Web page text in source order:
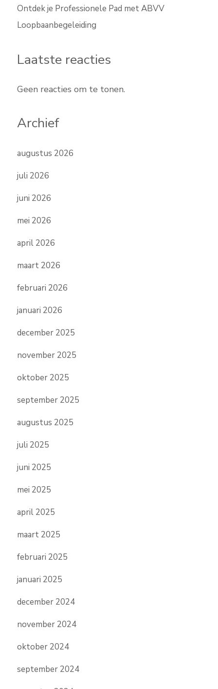
Ontdek je Professionele Pad met ABVV
Loopbaanbegeleiding
Laatste reacties
Geen reacties om te tonen.
Archief
augustus 2026
juli 2026
juni 2026
mei 2026
april 2026
maart 2026
februari 2026
januari 2026
december 2025
november 2025
oktober 2025
september 2025
augustus 2025
juli 2025
juni 2025
mei 2025
april 2025
maart 2025
februari 2025
januari 2025
december 2024
november 2024
oktober 2024
september 2024